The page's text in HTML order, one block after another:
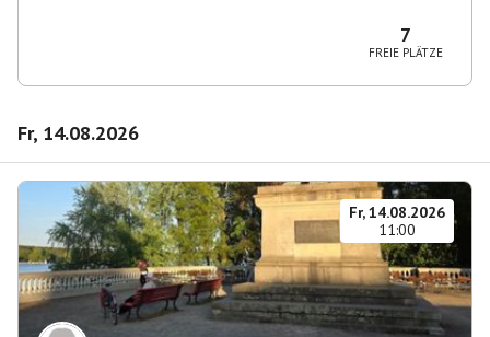
7
FREIE PLÄTZE
Fr, 14.08.2026
Fr, 14.08.2026
11:00